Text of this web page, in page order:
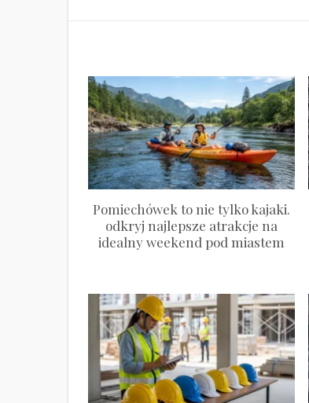
Pomiechówek to nie tylko kajaki.
odkryj najlepsze atrakcje na
idealny weekend pod miastem